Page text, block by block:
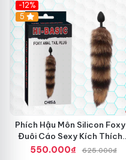
-12%
Hot
5
Phích Hậu Môn Silicon Foxy
Đuôi Cáo Sexy Kích Thích
Mạnh
550.000₫ 625.000₫